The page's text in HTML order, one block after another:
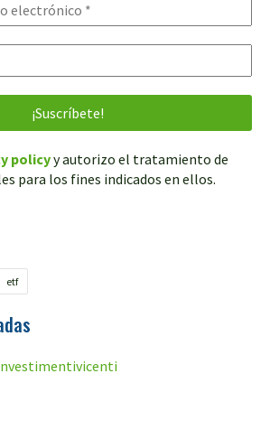
policyy autorizo el tratamiento de
para los fines indicados en ellos.
etf